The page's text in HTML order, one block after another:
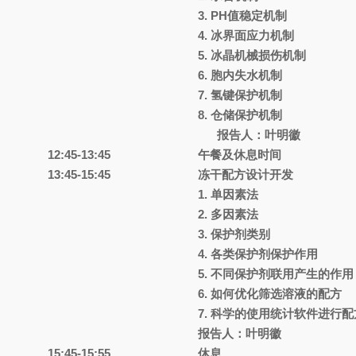
3. PH值稳定机制
4. 冰界面应力机制
5. 冰晶机械损伤机制
6. 胞内失水机制
7. 氢键保护机制
8. 仓储保护机制
报告人：叶明徽
12:45-13:45
午餐及休息时间
13:45-15:45
冻干配方设计开发
1. 单因素法
2. 多因素法
3. 保护剂类别
4. 各类保护剂保护作用
5. 不同保护剂联用产生的作用
6. 如何优化筛选溶液的配方
7. 科学的使用统计软件进行
报告人：叶明徽
15:45-15:55
休息